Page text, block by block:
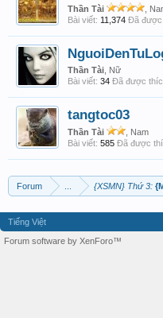
Thần Tài
,
Bài viết: 11,374 Đã được
Thần Tài , Nữ
Bài viết: 34 Đã được
tangtoc03
Thần Tài
, Nam
Bài viết: 585 Đã được
Forum {XSMN} Thứ 3:
Tiếng Việt
Forum software by XenForo™